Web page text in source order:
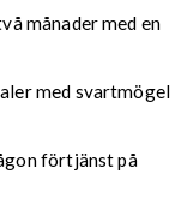
månader med en
med svartmögel
förtjänst på